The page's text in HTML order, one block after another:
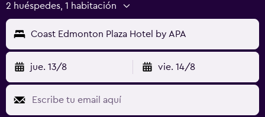
2 huéspedes, 1 habitación
Coast Edmonton Plaza Hotel by APA
jue. 13/8 vie. 14/8